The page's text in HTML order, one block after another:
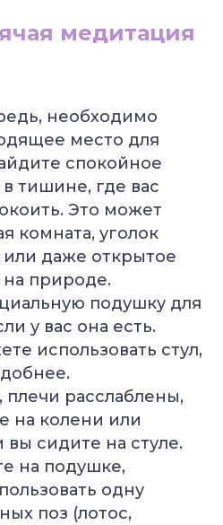
медитация
необходимо
место для
спокойное
тишине, где вас
Это может
комната, уголок
даже открытое
на природе.
подушку для
у вас она есть.
использовать стул,
плечи расслаблены,
на колени или
вы сидите на стуле.
на подушке,
одну
поз (лотос,